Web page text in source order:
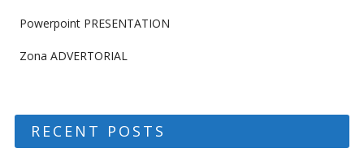
Powerpoint PRESENTATION
Zona ADVERTORIAL
RECENT POSTS